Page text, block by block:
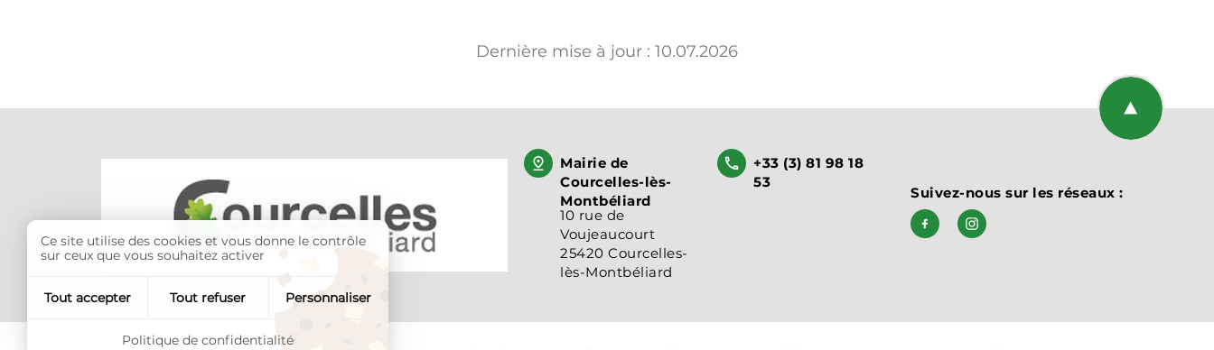
Dernière mise à jour : 10.07.2026
Retourner
Mairie de
Courcelles-lès-
Montbéliard
10 rue de
Voujeaucourt
25420 Courcelles-
lès-Montbéliard
+33 (3) 81 98 18
53
Suivez-nous sur les réseaux :
Suivez-nous sur Facebook, Bien
Suivez-nous sur Instagram,
Ce site utilise des cookies et vous donne le contrôle
sur ceux que vous souhaitez activer
Tout accepter Tout refuser Personnaliser
Politique de confidentialité